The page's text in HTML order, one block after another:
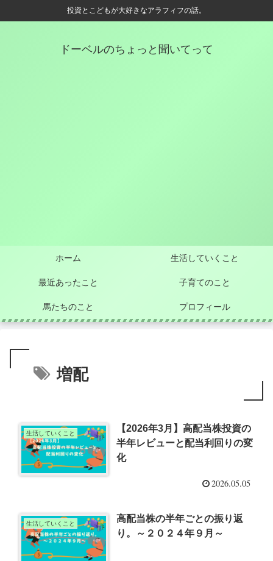
投資とこどもが大好きなアラフィフの話。
ドーベルのちょっと聞いてって
ホーム 生活していくこと
最近あったこと 子育てのこと
馬たちのこと プロフィール
増配
生活していくこと
【2026年3月】高配当株投資の
半年レビューと配当利回りの変
化
2026.05.05
生活していくこと
高配当株の半年ごとの振り返
り。～２０２４年９月～